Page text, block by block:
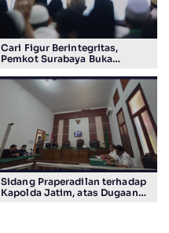
Cari Figur Berintegritas,
Pemkot Surabaya Buka
BAZNAS Periode 2026–2031
Sidang Praperadilan terhadap
Kapolda Jatim, atas Dugaan